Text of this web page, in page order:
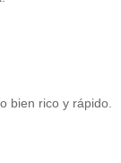
bien rico y rápido.